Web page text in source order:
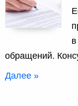
обращений.
Далее »